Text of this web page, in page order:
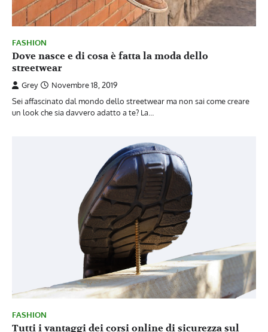
FASHION
Dove nasce e di cosa è fatta la moda dello
streetwear
Grey
Novembre 18, 2019
Sei affascinato dal mondo dello streetwear ma non sai come creare
un look che sia davvero adatto a te? La…
FASHION
Tutti i vantaggi dei corsi online di sicurezza sul